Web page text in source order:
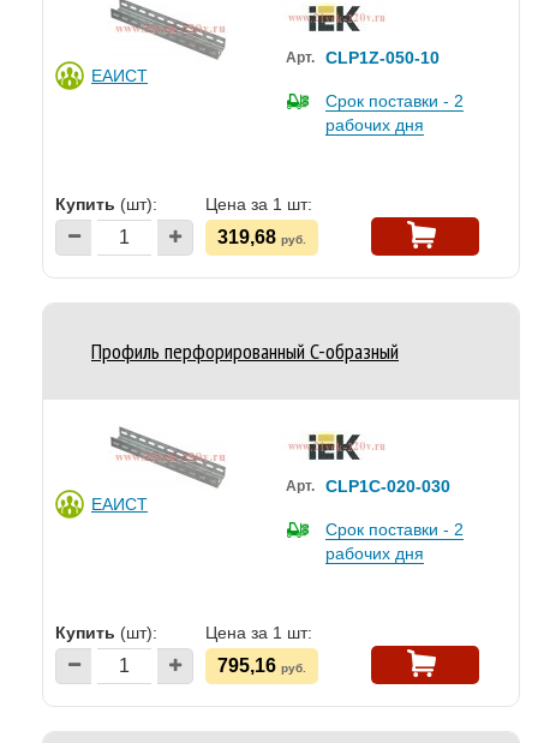
ЕАИСТ
Арт. CLP1Z-050-10
Срок поставки - 2
рабочих дня
Купить (шт): Цена за 1 шт:
319,68 руб.
Профиль перфорированный C-образный
ЕАИСТ
Арт. CLP1C-020-030
Срок поставки - 2
рабочих дня
Купить (шт): Цена за 1 шт:
795,16 руб.